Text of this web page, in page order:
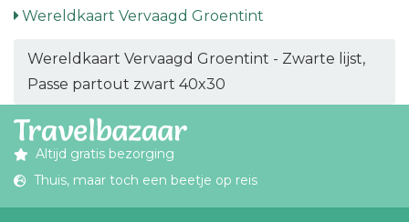
Wereldkaart Vervaagd Groentint
Wereldkaart Vervaagd Groentint - Zwarte lijst,
Passe partout zwart 40x30
Altijd gratis bezorging
Thuis, maar toch een beetje op reis